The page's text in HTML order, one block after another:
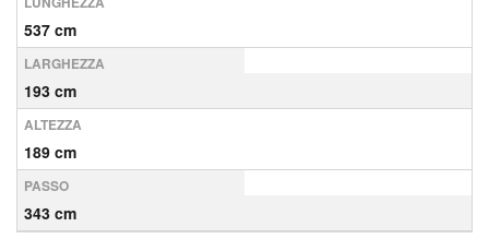
537 cm
LARGHEZZA
193 cm
ALTEZZA
189 cm
PASSO
343 cm